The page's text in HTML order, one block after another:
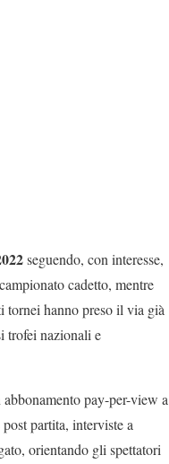
seguendo, con interesse,
cadetto, mentre
tornei hanno preso il via già
trofei nazionali e
pay-per-view a
partita, interviste a
orientando gli spettatori